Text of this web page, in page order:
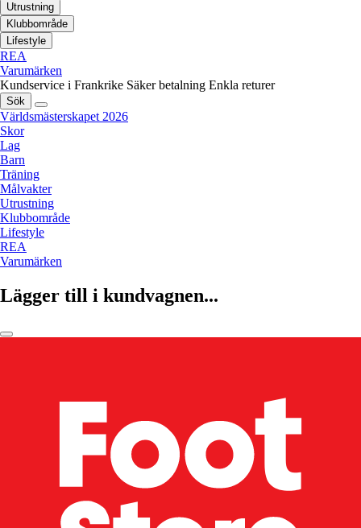
Utrustning
Klubbområde
Lifestyle
REA
Varumärken
Kundservice i Frankrike Säker betalning Enkla returer
Sök
Världsmästerskapet 2026
Skor
Lag
Barn
Träning
Målvakter
Utrustning
Klubbområde
Lifestyle
REA
Varumärken
Lägger till i kundvagnen...